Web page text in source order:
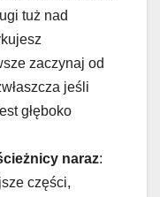
tuż nad
zaczynaj od
jeśli
głęboko
naraz:
części,